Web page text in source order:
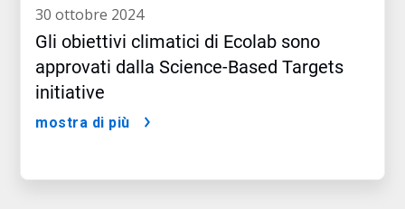
30 ottobre 2024
Gli obiettivi climatici di Ecolab sono
approvati dalla Science-Based Targets
initiative
mostra di più